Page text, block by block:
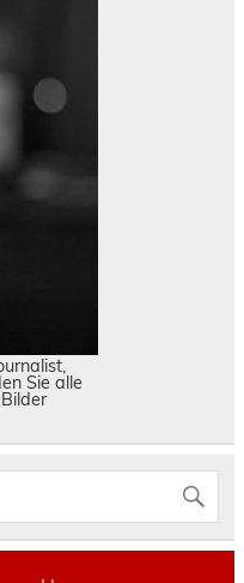
Sie alle